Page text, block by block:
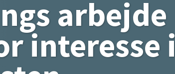
arbejde
interesse i